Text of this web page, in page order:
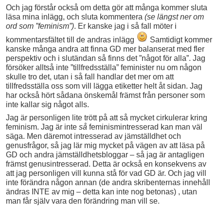
Och jag förstår också om detta gör att många kommer sluta
läsa mina inlägg, och sluta kommentera (se längst ner om
ord som ”feminism”). Er kanske jag i så fall möter i
kommentarsfältet till de andras inlägg
Samtidigt kommer
kanske många andra att finna GD mer balanserat med fler
perspektiv och i slutändan så finns det ”något för alla”. Jag
försöker alltså inte ”tillfredsställa” feminister nu om någon
skulle tro det, utan i så fall handlar det mer om att
tillfredsställa oss som vill lägga etiketter helt åt sidan. Jag
har också hört sådana önskemål främst från personer som
inte kallar sig något alls.
Jag är personligen lite trött på att så mycket cirkulerar kring
feminism. Jag är inte så feminismintresserad kan man väl
säga. Men däremot intresserad av jämställdhet och
genusfrågor, så jag lär mig mycket på vägen av att läsa på
GD och andra jämställdhetsbloggar – så jag är antagligen
främst genusintresserad. Detta är också en konsekvens av
att jag personligen vill kunna stå för vad GD är. Och jag vill
inte förändra någon annan (de andra skribenternas innehåll
ändras INTE av mig – detta kan inte nog betonas) , utan
man får själv vara den förändring man vill se.